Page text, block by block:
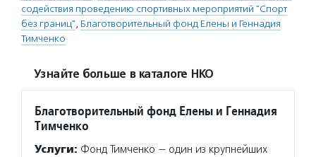
содействия проведению спортивных мероприятий "Спорт
без границ", Благотворительный фонд Елены и Геннадия
Тимченко
Узнайте больше в каталоге НКО
Благотворительный фонд Елены и Геннадия
Тимченко
Услуги: Фонд Тимченко — один из крупнейших